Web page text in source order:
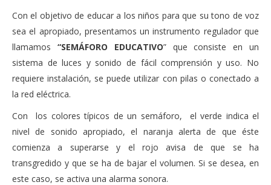
Con el objetivo de educar a los niños para que su tono de voz
sea el apropiado, presentamos un instrumento regulador que
llamamos “SEMÁFORO EDUCATIVO” que consiste en un
sistema de luces y sonido de fácil comprensión y uso. No
requiere instalación, se puede utilizar con pilas o conectado a
la red eléctrica.
Con los colores típicos de un semáforo, el verde indica el
nivel de sonido apropiado, el naranja alerta de que éste
comienza a superarse y el rojo avisa de que se ha
transgredido y que se ha de bajar el volumen. Si se desea, en
este caso, se activa una alarma sonora.